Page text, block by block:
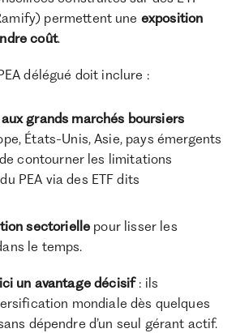
permettent une exposition
coût.
délégué doit inclure :
grands marchés boursiers
États-Unis, Asie, pays émergents
contourner les limitations
PEA via des ETF dits
sectorielle pour lisser les
le temps.
un avantage décisif: ils
mondiale dès quelques
dépendre d’un seul gérant actif.